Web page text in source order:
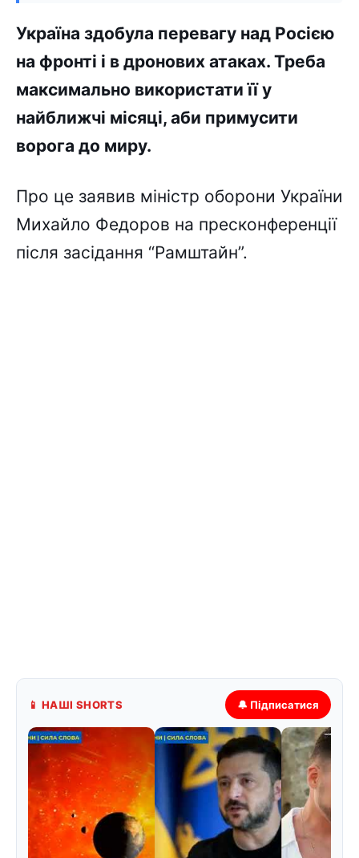
Україна здобула перевагу над Росією
на фронті і в дронових атаках. Треба
максимально використати її у
найближчі місяці, аби примусити
ворога до миру.
Про це заявив міністр оборони України
Михайло Федоров на пресконференції
після засідання “Рамштайн”.
📱 НАШІ SHORTS 🔔 Підписатися